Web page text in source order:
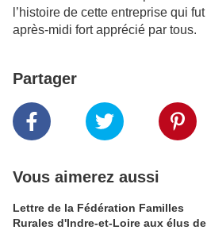
l’histoire de cette entreprise qui
après-midi fort apprécié par tous.
Partager
Vous aimerez aussi
Lettre de la Fédération Familles
Rurales d'Indre-et-Loire aux élus de